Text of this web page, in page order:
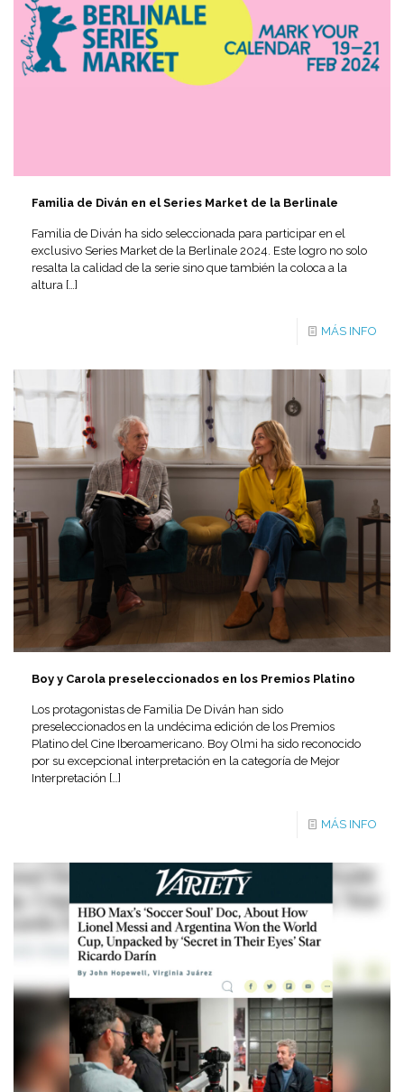
Familia de Diván en el Series Market de la Berlinale
Familia de Diván ha sido seleccionada para participar en el
exclusivo Series Market de la Berlinale 2024. Este logro no solo
resalta la calidad de la serie sino que también la coloca a la
altura […]
MÁS INFO
Boy y Carola preseleccionados en los Premios Platino
Los protagonistas de Familia De Diván han sido
preseleccionados en la undécima edición de los Premios
Platino del Cine Iberoamericano. Boy Olmi ha sido reconocido
por su excepcional interpretación en la categoría de Mejor
Interpretación […]
MÁS INFO